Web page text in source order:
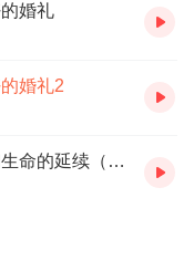
婚礼
婚礼2
重生九零：军少宠妻很嚣张 278 他们生命的延续（完）